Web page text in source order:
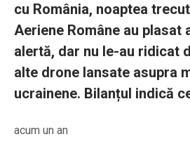
cu România, noaptea
Aeriene Române au plasat
alertă, dar nu le-au ridicat
alte drone lansate asupra
ucrainene. Bilanțul indică
acum un an